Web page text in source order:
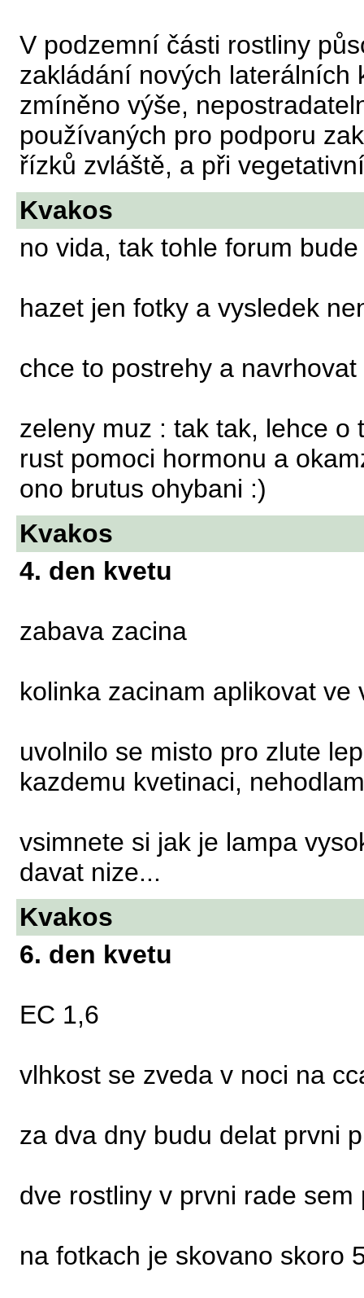
V podzemní části rostliny
zakládání nových laterálních
zmíněno výše,
používaných pro podporu
řízků zvláště, a při
Kvakos
no vida, tak tohle forum
hazet jen fotky a vysledek
chce to postrehy a
zeleny muz : tak tak, lehce o
rust pomoci hormonu a
ono brutus ohybani :)
Kvakos
4. den kvetu
zabava zacina
kolinka zacinam aplikovat ve
uvolnilo se misto pro zlute
kazdemu kvetinaci,
vsimnete si jak je lampa
davat nize...
Kvakos
6. den kvetu
EC 1,6
vlhkost se zveda v noci na
za dva dny budu delat prvni
dve rostliny v prvni rade
na fotkach je skovano skoro